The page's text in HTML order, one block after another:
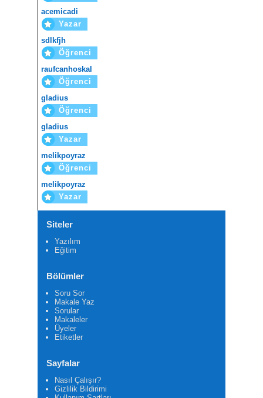
acemicadi
Yazar
sdlkfjh
Öğrenci
raufcanhoskal
Öğrenci
gladius
Öğrenci
gladius
Yazar
melikpoyraz
Öğrenci
melikpoyraz
Yazar
Siteler
Yazılım
Eğitim
Bölümler
Soru Sor
Makale Yaz
Sorular
Makaleler
Üyeler
Etiketler
Sayfalar
Nasıl Çalışır?
Gizlilik Bildirimi